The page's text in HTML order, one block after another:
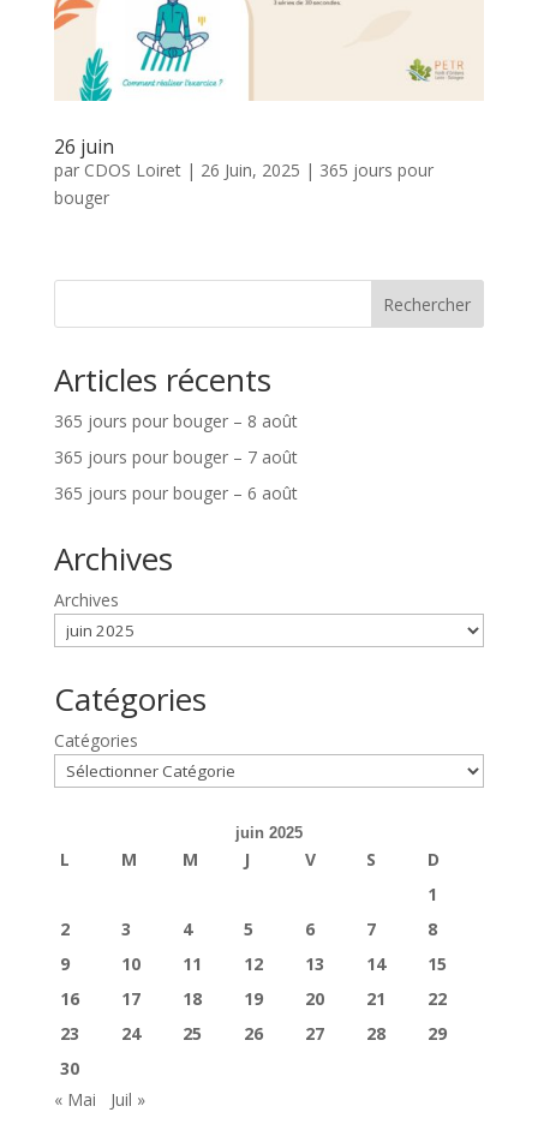
26 juin
par CDOS Loiret| 26 Juin, 2025 | 365 jours pour
bouger
Rechercher
Articles récents
365 jours pour bouger – 8 août
365 jours pour bouger – 7 août
365 jours pour bouger – 6 août
Archives
Archives
Catégories
Catégories
juin 2025
L M M J V S
D
1
2
3 4 5 6 7
8
9
10 11 12 13 14
15
16
17 18 19 20 21
22
23
24 25 26 27 28
29
30
« Mai
Juil »